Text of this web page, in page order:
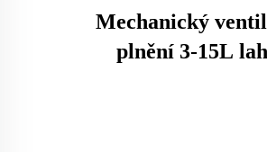
Mechanický
plnění 3-15L